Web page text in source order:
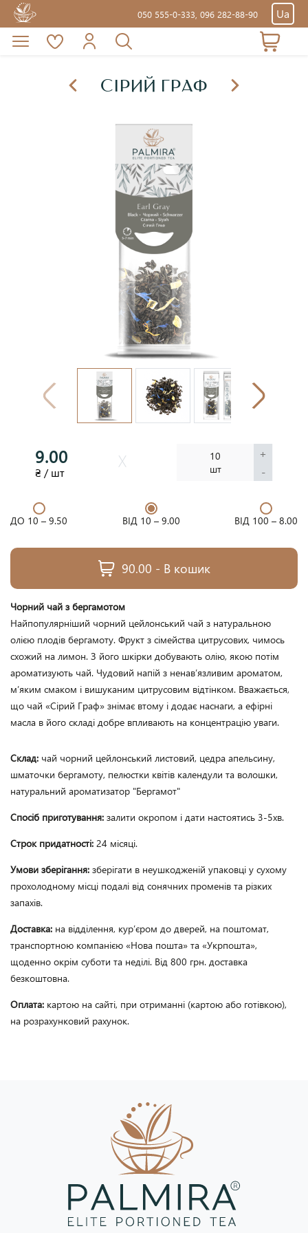
050 555-0-333, 096 282-88-90 Ua
СІРИЙ ГРАФ
9.00
₴ / шт
10
шт
+
-
ДО 10 – 9.50 ВІД 10 – 9.00 ВІД 100 – 8.00
90.00 - В кошик
Чорний чай з бергамотом
Найпопулярніший чорний цейлонський чай з натуральною
олією плодів бергамоту. Фрукт з сімейства цитрусових, чимось
схожий на лимон. З його шкірки добувають олію, якою потім
ароматизують чай. Чудовий напій з ненав’язливим ароматом,
м’яким смаком і вишуканим цитрусовим відтінком. Вважається,
що чай «Сірий Граф» знімає втому і додає наснаги, а ефірні
масла в його складі добре впливають на концентрацію уваги.
Склад: чай чорний цейлонський листовий, цедра апельсину,
шматочки бергамоту, пелюстки квітів календули та волошки,
натуральний ароматизатор "Бергамот"
Спосіб приготування: залити окропом і дати настоятись 3-5хв.
Строк придатності: 24 місяці.
Умови зберігання: зберігати в неушкодженій упаковці у сухому
прохолодному місці подалі від сонячних променів та різких
запахів.
Доставка: на відділення, кур’єром до дверей, на поштомат,
транспортною компанією «Нова пошта» та «Укрпошта»,
щоденно окрім суботи та неділі. Від 800 грн. доставка
безкоштовна.
Оплата: картою на сайті, при отриманні (картою або готівкою),
на розрахунковий рахунок.